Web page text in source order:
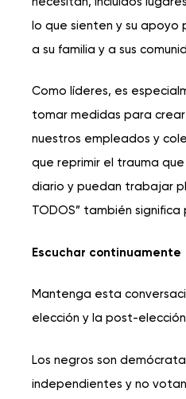
lo que sienten y su apoyo
a su familia y a sus
Como líderes, es
tomar medidas para
nuestros empleados y
que reprimir el trauma
diario y puedan trabajar
TODOS” también
Escuchar continuamente
Mantenga esta
elección y la post-
Los negros son
independientes y no